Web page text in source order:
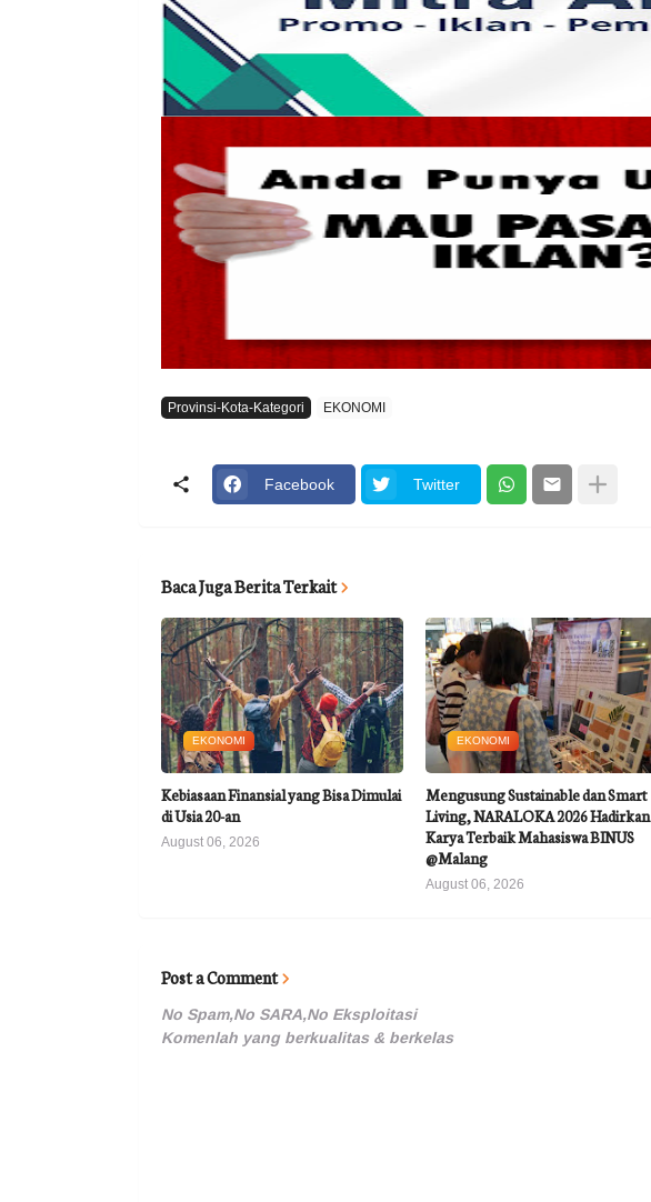
Provinsi-Kota-Kategori EKONOMI
Facebook Twitter
Baca Juga Berita Terkait
EKONOMI
Kebiasaan Finansial yang Bisa Dimulai
di Usia 20-an
August 06, 2026
EKONOMI
Mengusung Sustainable dan Smart
Living, NARALOKA 2026 Hadirkan
Karya Terbaik Mahasiswa BINUS
@Malang
August 06, 2026
Post a Comment
No Spam,No SARA,No Eksploitasi
Komenlah yang berkualitas & berkelas